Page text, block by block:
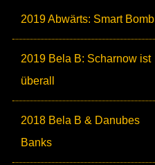
2019 Abwärts: Smart Bomb
2019 Bela B: Scharnow ist
überall
2018 Bela B & Danubes
Banks